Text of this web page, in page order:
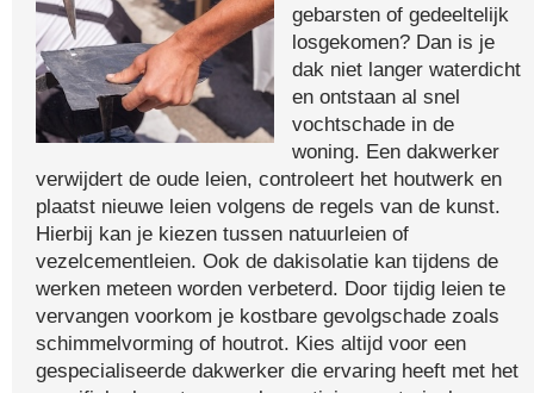
gebarsten of gedeeltelijk
losgekomen? Dan is je
dak niet langer waterdicht
en ontstaan al snel
vochtschade in de
woning. Een dakwerker
verwijdert de oude leien, controleert het houtwerk en
plaatst nieuwe leien volgens de regels van de kunst.
Hierbij kan je kiezen tussen natuurleien of
vezelcementleien. Ook de dakisolatie kan tijdens de
werken meteen worden verbeterd. Door tijdig leien te
vervangen voorkom je kostbare gevolgschade zoals
schimmelvorming of houtrot. Kies altijd voor een
gespecialiseerde dakwerker die ervaring heeft met het